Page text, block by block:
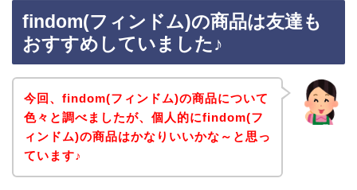
findom(フィンドム)の商品は友達も
おすすめしていました♪
今回、findom(フィンドム)の商品について
色々と調べましたが、個人的にfindom(フ
ィンドム)の商品はかなりいいかな～と思っ
ています♪